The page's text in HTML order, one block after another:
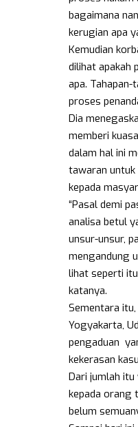
bagaimana
kerugian apa
Kemudian
dilihat apakah
apa. Tahapan-
proses
Dia
memberi
dalam hal ini
tawaran untuk
kepada
“Pasal demi
analisa betul
unsur-unsur,
mengandung
lihat seperti
katanya.
Sementara itu,
Yogyakarta,
pengaduan
kekerasan
Dari jumlah itu
kepada orang
belum